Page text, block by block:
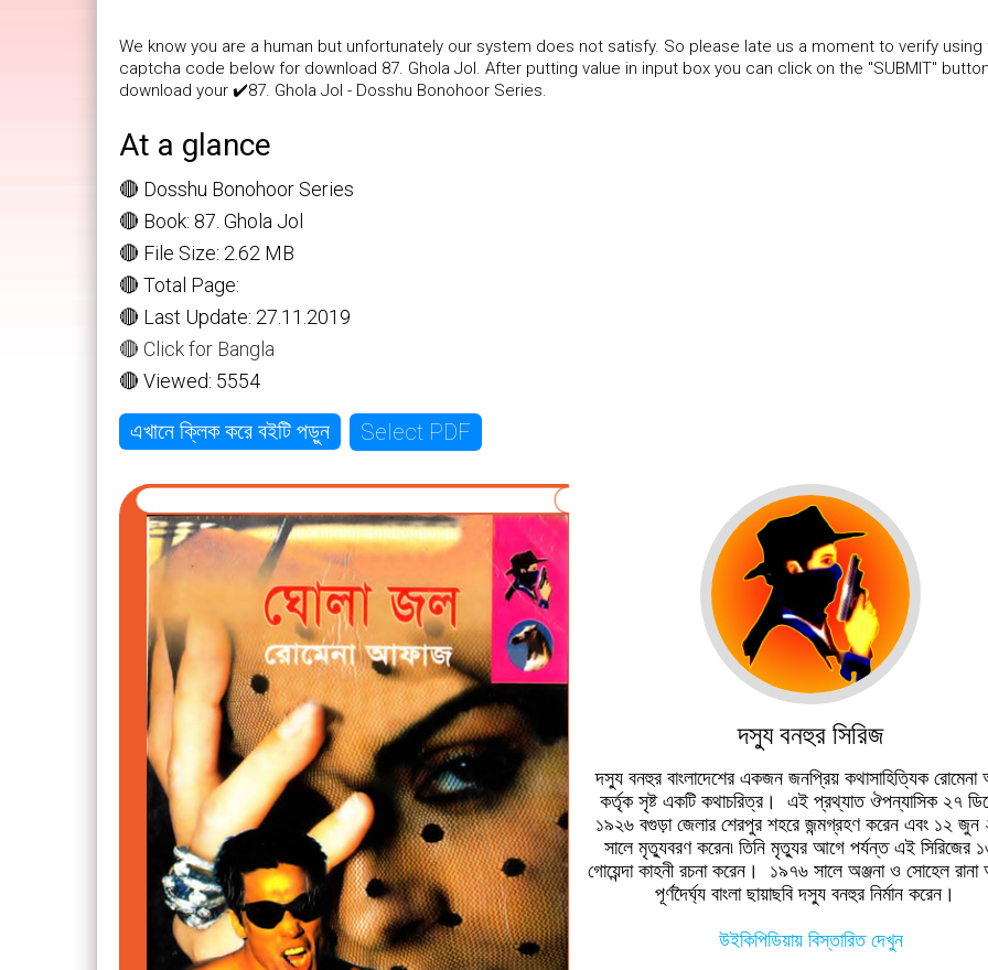
We know you are a human but unfortunately our system does not satisfy. So please late us a moment to verify using
captcha code below for download 87. Ghola Jol. After putting value in input box you can click on the "SUBMIT"
download your ✔️87. Ghola Jol - Dosshu Bonohoor Series.
At a glance
🔴 Dosshu Bonohoor Series
🔴 Book: 87. Ghola Jol
🔴 File Size: 2.62 MB
🔴 Total Page:
🔴 Last Update: 27.11.2019
🔴 Click for Bangla
🔴 Viewed: 5554
এখানে ক্লিক করে বইটি পড়ুন Select PDF
দস্যু বনহুর সিরিজ
দস্যু বনহুর বাংলাদেশের একজন জনপ্রিয় কথাসাহিত্যিক
কর্তৃক সৃষ্ট একটি কথাচরিত্র। এই প্রথ্যাত ঔপন্যাসিক ২৭
১৯২৬ বগুড়া জেলার শেরপুর শহরে জন্মগ্রহণ করেন এবং ১২
সালে মৃত্যুবরণ করেন৷ তিনি মৃত্যুর আগে পর্যন্ত এই সিরিজের
গোয়েন্দা কাহনী রচনা করেন। ১৯৭৬ সালে অঞ্জনা ও সোহেল রানা
পূর্ণদৈর্ঘ্য বাংলা ছায়াছবি দস্যু বনহুর নির্মান করেন।
উইকিপিডিয়ায় বিস্তারিত দেখুন